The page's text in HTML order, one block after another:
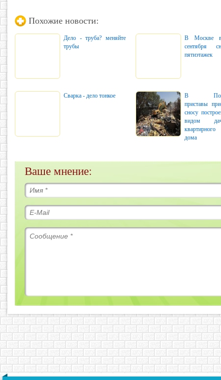
Похожие новости:
Дело - труба? меняйте
трубы
В Москве в
сентября
пятиэтажек
Сварка - дело тонкое
В
приставы
сносу
видом
дома
Ваше мнение: